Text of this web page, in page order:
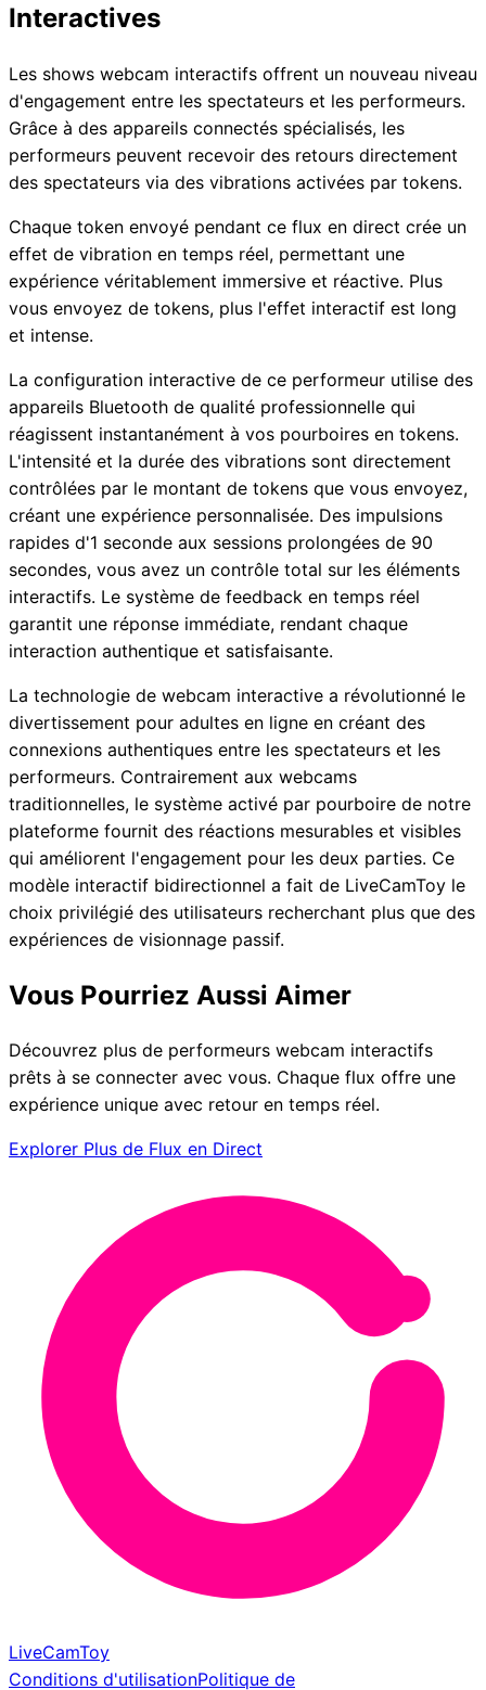
Interactives
Les shows webcam interactifs offrent un nouveau niveau
d'engagement entre les spectateurs et les performeurs.
Grâce à des appareils connectés spécialisés, les
performeurs peuvent recevoir des retours directement
des spectateurs via des vibrations activées par tokens.
Chaque token envoyé pendant ce flux en direct crée un
effet de vibration en temps réel, permettant une
expérience véritablement immersive et réactive. Plus
vous envoyez de tokens, plus l'effet interactif est long
et intense.
La configuration interactive de ce performeur utilise des
appareils Bluetooth de qualité professionnelle qui
réagissent instantanément à vos pourboires en tokens.
L'intensité et la durée des vibrations sont directement
contrôlées par le montant de tokens que vous envoyez,
créant une expérience personnalisée. Des impulsions
rapides d'1 seconde aux sessions prolongées de 90
secondes, vous avez un contrôle total sur les éléments
interactifs. Le système de feedback en temps réel
garantit une réponse immédiate, rendant chaque
interaction authentique et satisfaisante.
La technologie de webcam interactive a révolutionné le
divertissement pour adultes en ligne en créant des
connexions authentiques entre les spectateurs et les
performeurs. Contrairement aux webcams
traditionnelles, le système activé par pourboire de notre
plateforme fournit des réactions mesurables et visibles
qui améliorent l'engagement pour les deux parties. Ce
modèle interactif bidirectionnel a fait de LiveCamToy le
choix privilégié des utilisateurs recherchant plus que des
expériences de visionnage passif.
Vous Pourriez Aussi Aimer
Découvrez plus de performeurs webcam interactifs
prêts à se connecter avec vous. Chaque flux offre une
expérience unique avec retour en temps réel.
Explorer Plus de Flux en Direct
LiveCamToy
Conditions d'utilisationPolitique de